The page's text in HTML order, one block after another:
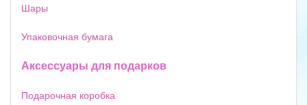
Шары
Упаковочная бумага
Аксессуары для подарков
Подарочная коробка